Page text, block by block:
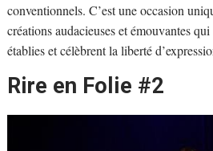
conventionnels. C’est une occasion
créations audacieuses et émouvantes
établies et célèbrent la liberté
Rire en Folie #2